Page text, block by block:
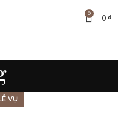
0 0₫
VỤ